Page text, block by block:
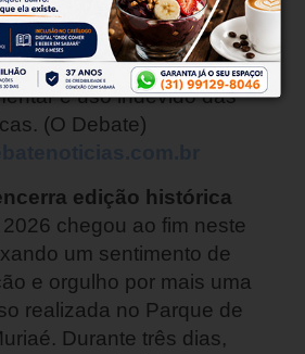
o exercício da função. De
os fatos envolveriam
poderiam configurar quebra
e uso indevido das
(O Debate)
edição histórica
chegou ao fim neste
um sentimento de
e orgulho por mais uma
realizada no Parque de
Durante três dias,